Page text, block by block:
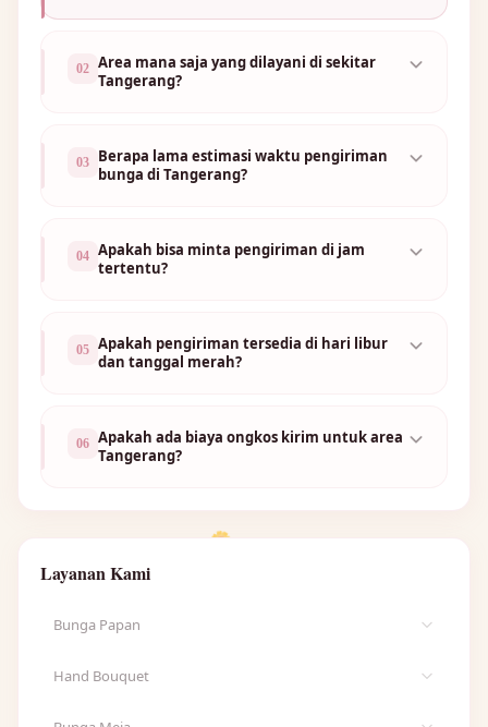
🌷
🌸
02 Area mana saja yang dilayani di sekitar
Tangerang?
03
Berapa lama estimasi waktu pengiriman
bunga di Tangerang?
04 Apakah bisa minta pengiriman di jam
tertentu?
05 Apakah pengiriman tersedia di hari libur
dan tanggal merah?
06 Apakah ada biaya ongkos kirim untuk area
Tangerang?
Layanan Kami
Bunga Papan
Hand Bouquet